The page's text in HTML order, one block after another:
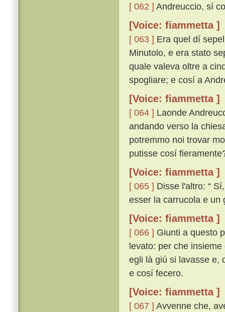
[ 062 ] Andreuccio, sí
[Voice: fiammetta ]
[ 063 ] Era quel dí
Minutolo, e era stato
quale valeva oltre a
spogliare; e cosí a
[Voice: fiammetta ]
[ 064 ] Laonde
andando verso la
potremmo noi trovar
putisse cosí
[Voice: fiammetta ]
[ 065 ] Disse l'altro: “
esser la carrucola e un
[Voice: fiammetta ]
[ 066 ] Giunti a questo
levato: per che
egli là giú si lavasse e,
e cosí fecero.
[Voice: fiammetta ]
[ 067 ] Avvenne che,